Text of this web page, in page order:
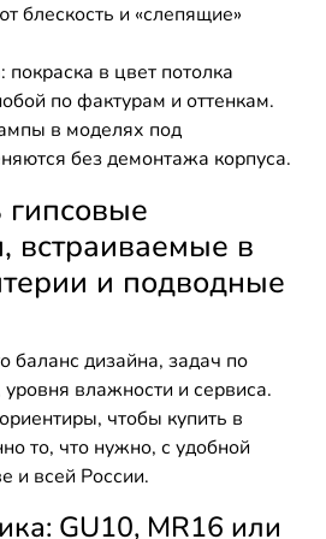
блескость и «слепящие»
покраска в цвет потолка
по фактурам и оттенкам.
в моделях под
без демонтажа корпуса.
встраиваемые в
и подводные
дизайна, задач по
уровня влажности и сервиса.
чтобы купить в
то, что нужно, с удобной
и всей России.
GU10, MR16 или